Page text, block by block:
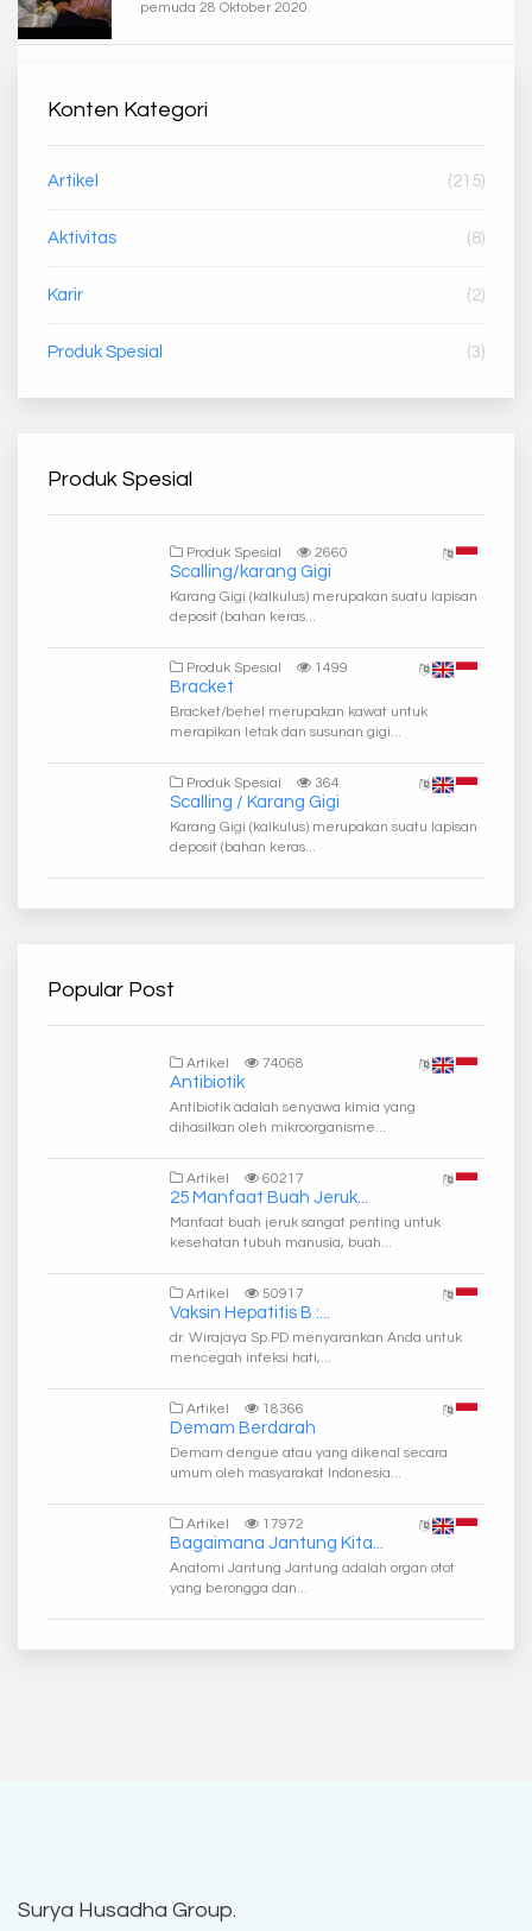
pemuda 28 Oktober 2020.
Konten Kategori
Artikel (215)
Aktivitas (8)
Karir (2)
Produk Spesial (3)
Produk Spesial
Produk Spesial 2660
Scalling/karang Gigi
Karang Gigi (kalkulus) merupakan suatu lapisan
deposit (bahan keras...
Produk Spesial 1499
Bracket
Bracket/behel merupakan kawat untuk
merapikan letak dan susunan gigi...
Produk Spesial 364
Scalling / Karang Gigi
Karang Gigi (kalkulus) merupakan suatu lapisan
deposit (bahan keras...
Popular Post
Artikel 74068
Antibiotik
Antibiotik adalah senyawa kimia yang
dihasilkan oleh mikroorganisme...
Artikel 60217
25 Manfaat Buah Jeruk...
Manfaat buah jeruk sangat penting untuk
kesehatan tubuh manusia, buah...
Artikel 50917
Vaksin Hepatitis B :...
dr. Wirajaya Sp.PD menyarankan Anda untuk
mencegah infeksi hati,...
Artikel 18366
Demam Berdarah
Demam dengue atau yang dikenal secara
umum oleh masyarakat Indonesia...
Artikel 17972
Bagaimana Jantung Kita...
Anatomi Jantung Jantung adalah organ otot
yang berongga dan...
Surya Husadha Group.